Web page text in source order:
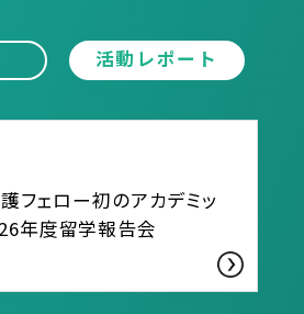
活動レポート
フェロー初のアカデミッ
年度留学報告会
活動レポート